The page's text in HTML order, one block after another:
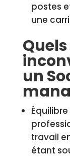
postes
une
un
travail
étant